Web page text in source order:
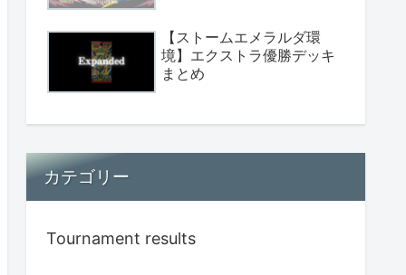
【ストームエメラルダ環
境】エクストラ優勝デッキ
まとめ
カテゴリー
Tournament results